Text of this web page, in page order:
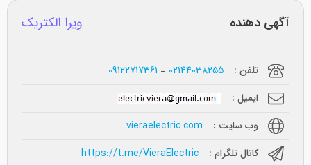
آگهی دهنده ویرا الکتریک
تلفن : 02144038255
09122717361
ایمیل :
وب سایت :
vieraelectric.com
کانال تلگرام :
https://t.me/VieraElectric